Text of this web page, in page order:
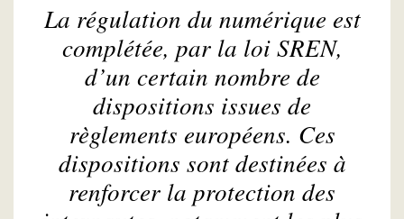
La régulation du numérique est
complétée, par la loi SREN,
d’un certain nombre de
dispositions issues de
règlements européens. Ces
dispositions sont destinées à
renforcer la protection des